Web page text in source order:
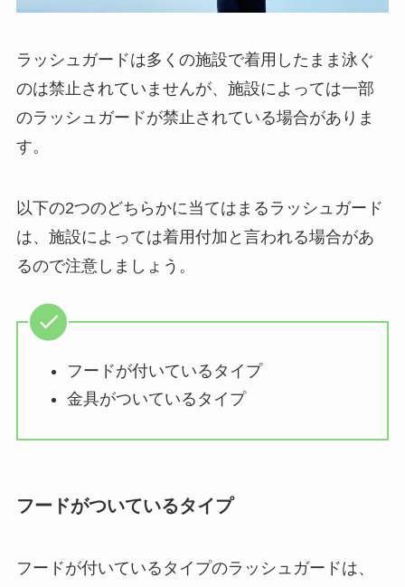
ラッシュガードは多くの施設で着用したまま泳ぐ
のは禁止されていませんが、施設によっては一部
のラッシュガードが禁止されている場合がありま
す。
以下の2つのどちらかに当てはまるラッシュガード
は、施設によっては着用付加と言われる場合があ
るので注意しましょう。
フードが付いているタイプ
金具がついているタイプ
フードがついているタイプ
フードが付いているタイプのラッシュガードは、